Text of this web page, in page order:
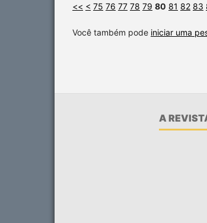
<< < 75 76 77 78 79 80 81 82 83
Você também pode iniciar uma
A